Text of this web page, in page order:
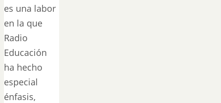
es una labor
en la que
Radio
Educación
ha hecho
especial
énfasis,